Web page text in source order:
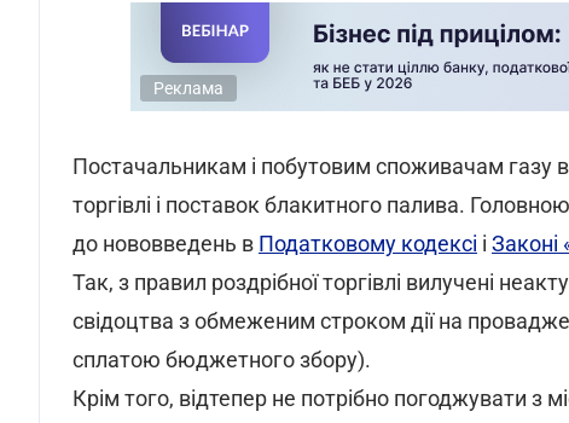
Реклама
Постачальникам і побутовим споживачам газу
торгівлі і поставок блакитного палива.
до нововведень в Податковому кодексі і Законі
Так, з правил роздрібної торгівлі вилучені
свідоцтва з обмеженим строком дії на
сплатою бюджетного збору).
Крім того, відтепер не потрібно погоджувати